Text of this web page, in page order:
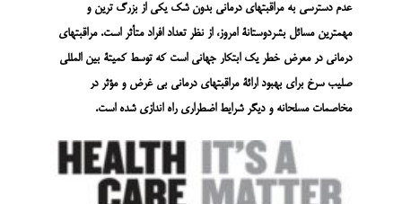
عدم دسترسی به مراقبتهای درمانی بدون شک یکی از بزرگ ترین و
مهمترین مسائل بشردوستانۀ امروز، از نظر تعداد افراد متأثر است. مراقبتهای
درمانی در معرض خطر یک ابتکار جهانی است که توسط کمیتۀ بین المللی
صلیب سرخ برای بهبود ارائۀ مراقبتهای درمانی بی غرض و مؤثر در
مخاصمات مسلحانه و دیگر شرایط اضطراری راه اندازی شده است.